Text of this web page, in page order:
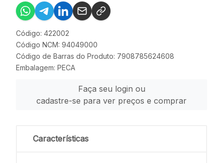
Código: 422002
Código NCM: 94049000
Código de Barras do Produto: 7908785624608
Embalagem: PECA
Faça seu login ou
cadastre-se para ver preços e comprar
Características